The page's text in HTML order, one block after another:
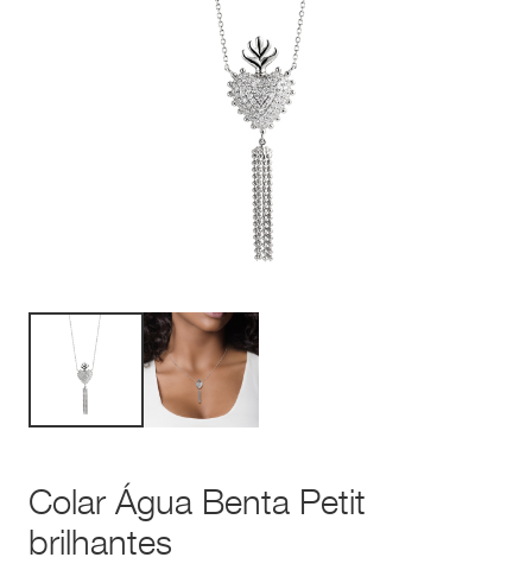
Colar Água Benta Petit
brilhantes